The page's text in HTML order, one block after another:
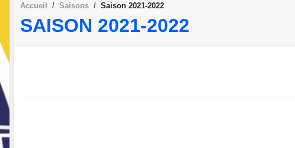
Accueil Saisons Saison 2021-2022
SAISON 2021-2022